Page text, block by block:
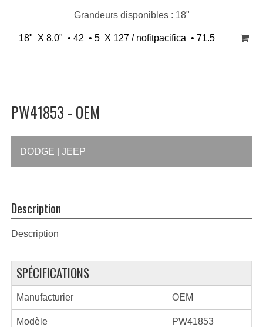
Grandeurs disponibles : 18"
18" X 8.0" • 42 • 5 X 127 / nofitpacifica • 71.5
PW41853 - OEM
DODGE | JEEP
Description
Description
SPÉCIFICATIONS
Manufacturier OEM
Modèle PW41853